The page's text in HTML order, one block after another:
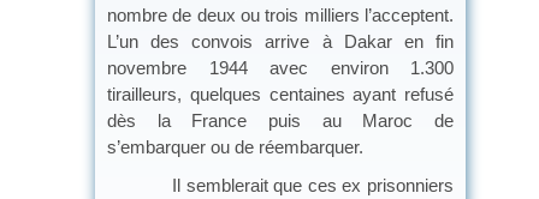
nombre de deux ou trois milliers l’acceptent.
L’un des convois arrive à Dakar en fin
novembre 1944 avec environ 1.300
tirailleurs, quelques centaines ayant refusé
dès la France puis au Maroc de
s’embarquer ou de réembarquer.
Il semblerait que ces ex prisonniers